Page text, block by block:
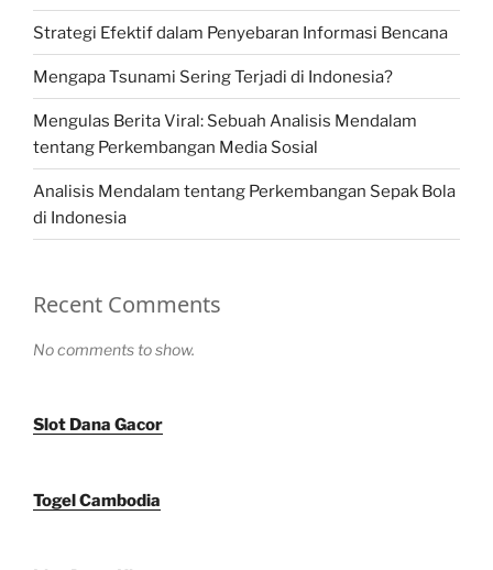
Strategi Efektif dalam Penyebaran Informasi Bencana
Mengapa Tsunami Sering Terjadi di Indonesia?
Mengulas Berita Viral: Sebuah Analisis Mendalam
tentang Perkembangan Media Sosial
Analisis Mendalam tentang Perkembangan Sepak Bola
di Indonesia
Recent Comments
No comments to show.
Slot Dana Gacor
Togel Cambodia